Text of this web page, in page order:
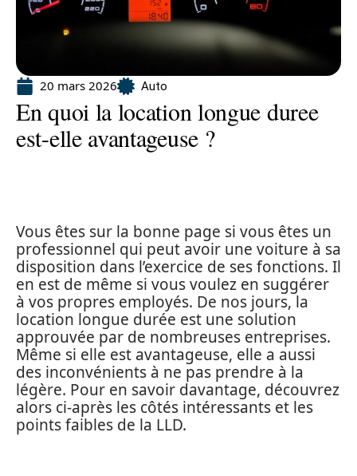
20 mars 2026 Auto
En quoi la location longue duree
est-elle avantageuse ?
Vous êtes sur la bonne page si vous êtes un
professionnel qui peut avoir une voiture à sa
disposition dans l’exercice de ses fonctions. Il
en est de même si vous voulez en suggérer
à vos propres employés. De nos jours, la
location longue durée est une solution
approuvée par de nombreuses entreprises.
Même si elle est avantageuse, elle a aussi
des inconvénients à ne pas prendre à la
légère. Pour en savoir davantage, découvrez
alors ci-après les côtés intéressants et les
points faibles de la LLD.